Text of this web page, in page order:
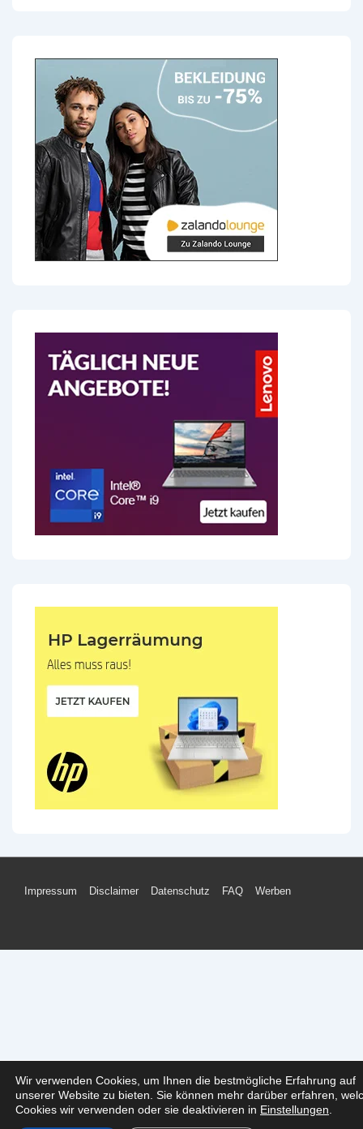
Footer-
Impressum Disclaimer Datenschutz FAQ Werben
Wir verwenden Cookies, um Ihnen die bestmögliche Erfahrung auf
unserer Website zu bieten. Sie können mehr darüber erfahren,
Cookies wir verwenden oder sie deaktivieren in Einstellungen